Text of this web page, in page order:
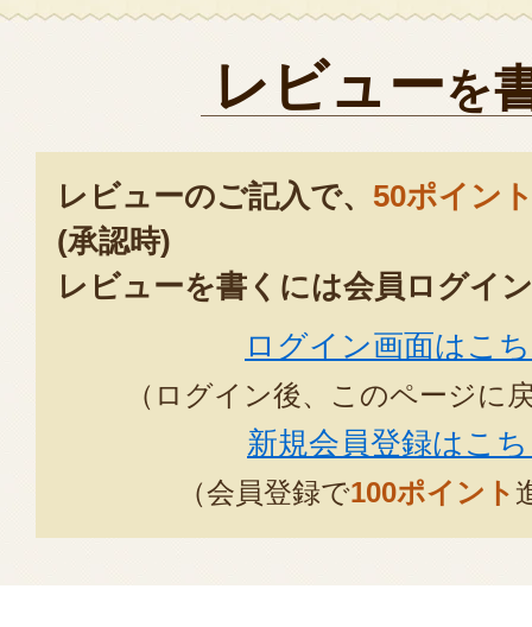
最中がもちもちツルツルです。
味噌の味は、好みがあるかと思い
丸形にもありがとうがあったら良
2018年02
旦那様にバレンタイン。日にち指
が１４日に着いたと連絡がありま
いました。単身赴任中の旦那様に
りました。とっても喜んでくれま
かったようで・・・ちょっと残念
2015年04月06日
美味しい！ホワイトデーお返しに
よかったです。
レビューを
レビューのご記入で、 50ポイン
(承認時)
レビューを書くには会員ログイ
ログイン画面はこ
（ログイン後、このページに
新規会員登録はこ
（会員登録で100ポイント